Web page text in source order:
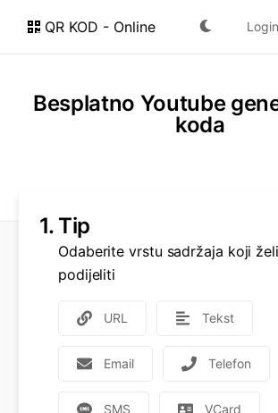
QR KOD - Online Login
Besplatno Youtube
koda
1. Tip
Odaberite vrstu sadržaja koji
podijeliti
URL Tekst
Email Telefon
SMS VCard